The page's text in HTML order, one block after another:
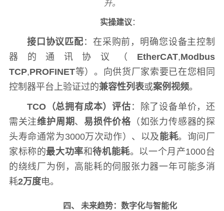
升。
实操建议 ：
接口协议匹配 ：在采购前，明确您设备主控制
器的通讯协议（ EtherCAT,Modbus
TCP,PROFINET等）。向供货厂家索要已在您相同
控制器平台上验证过的兼容性列表或案例视频。
TCO（总拥有成本）评估 ：除了设备单价，还
需关注维护周期、易损件价格（如张力传感器的探
头寿命通常为3000万次动作）、以及能耗。询问厂
家标称的最大功率和待机能耗。以一个月产1000台
的绕线厂为例，高能耗的伺服张力器一年可能多消
耗2万度电。
四、 未来趋势：数字化与智能化